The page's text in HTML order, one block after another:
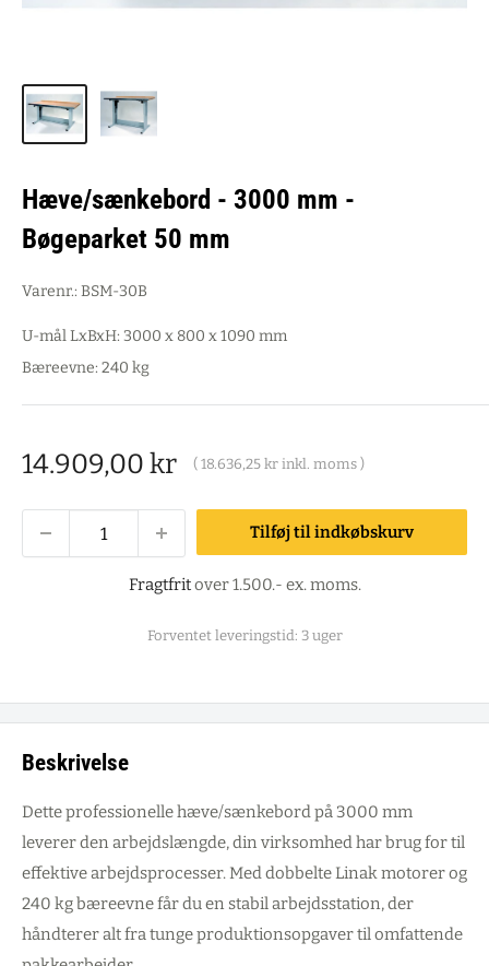
Hæve/sænkebord - 3000 mm -
Bøgeparket 50 mm
Varenr.: BSM-30B
U-mål LxBxH: 3000 x 800 x 1090 mm
Bæreevne: 240 kg
Salgspris
14.909,00 kr ( 18.636,25 kr inkl. moms )
Tilføj til indkøbskurv
Fragtfritover 1.500.- ex. moms.
Forventet leveringstid: 3 uger
Beskrivelse
Dette professionelle hæve/sænkebord på 3000 mm
leverer den arbejdslængde, din virksomhed har brug for til
effektive arbejdsprocesser. Med dobbelte Linak motorer og
240 kg bæreevne får du en stabil arbejdsstation, der
håndterer alt fra tunge produktionsopgaver til omfattende